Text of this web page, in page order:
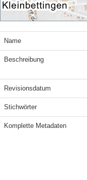
Name
Beschreibung
Revisionsdatum
Stichwörter
Komplette Metadaten